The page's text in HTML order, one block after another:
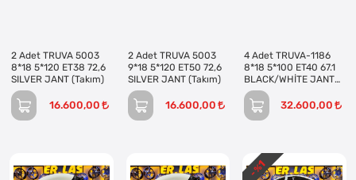
2 Adet TRUVA 5003
8*18 5*120 ET38 72,6
SILVER JANT (Takım)
16.600,00
2 Adet TRUVA 5003
9*18 5*120 ET50 72,6
SILVER JANT (Takım)
16.600,00
4 Adet TRUVA-1186
8*18 5*100 ET40 67.1
BLACK/WHİTE JANT
(Takım)
32.600,00
- %
1